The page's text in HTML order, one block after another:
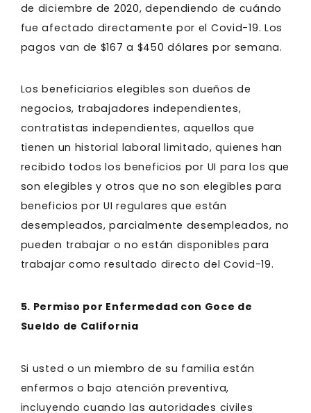
de diciembre de 2020, dependiendo de cuándo
fue afectado directamente por el Covid-19. Los
pagos van de $167 a $450 dólares por semana.
Los beneficiarios elegibles son dueños de
negocios, trabajadores independientes,
contratistas independientes, aquellos que
tienen un historial laboral limitado, quienes han
recibido todos los beneficios por UI para los que
son elegibles y otros que no son elegibles para
beneficios por UI regulares que están
desempleados, parcialmente desempleados, no
pueden trabajar o no están disponibles para
trabajar como resultado directo del Covid-19.
5. Permiso por Enfermedad con Goce de
Sueldo de California
Si usted o un miembro de su familia están
enfermos o bajo atención preventiva,
incluyendo cuando las autoridades civiles